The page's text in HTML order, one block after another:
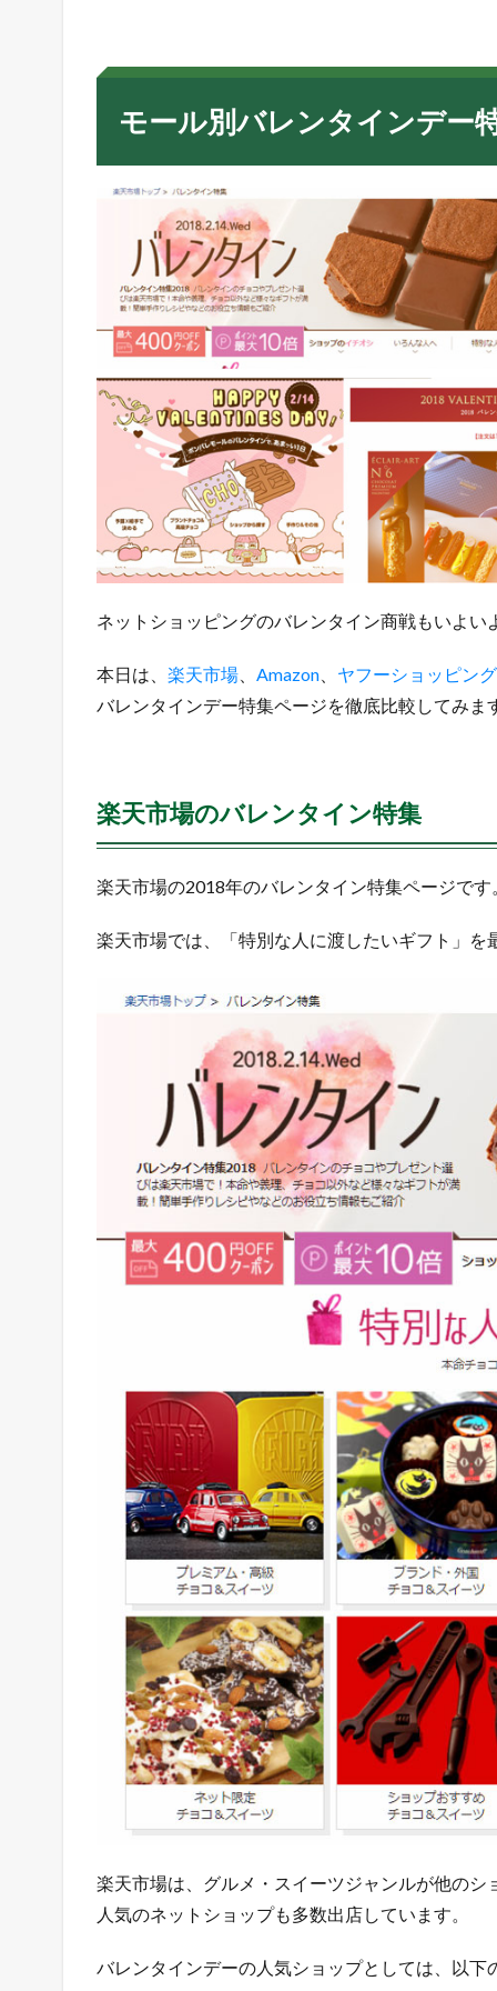
イ
ー
特
集
の
違
い
を
徹
底
比
較
！
1.1
楽
天
市
場
バ
ン
タ
1.2
A
m
o
の
ン
タ
イ
ン
特
集
ポ
ン
パ
の
バ
レ
ン
タ
イ
ン
特
集
1.4
W
o
w
m
a
！
の
バ
タ
イ
特
モール別バレンタインデー
ネットショッピングのバレンタイン商戦もいよい
本日は、 楽天市場 Amazon ヤフーショッピング
バレンタインデー特集ページを徹底比較してみま
楽天市場のバレンタイン特集
楽天市場の2018年のバレンタイン特集ページです
楽天市場では、「特別な人に渡したいギフト」を
楽天市場は、グルメ・スイーツジャンルが他のシ
人気のネットショップも多数出店しています。
バレンタインデーの人気ショップとしては、以下